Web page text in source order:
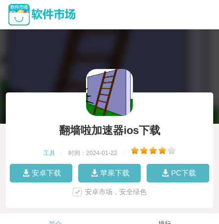
翻墙啦加速器ios下载
工具 时间：2024-01-22
安卓下载 苹果下载 PC下载
安卓市场，安全绿色